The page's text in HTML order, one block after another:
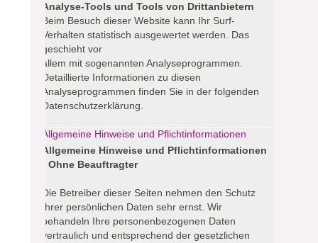
Analyse-Tools und Tools von Drittanbietern
Beim Besuch dieser Website kann Ihr Surf-
Verhalten statistisch ausgewertet werden. Das
geschieht vor
allem mit sogenannten Analyseprogrammen.
Detaillierte Informationen zu diesen
Analyseprogrammen finden Sie in der folgenden
Datenschutzerklärung.
Allgemeine Hinweise und Pflichtinformationen
Allgemeine Hinweise und Pflichtinformationen
- Ohne Beauftragter
Die Betreiber dieser Seiten nehmen den Schutz
Ihrer persönlichen Daten sehr ernst. Wir
behandeln Ihre personenbezogenen Daten
vertraulich und entsprechend der gesetzlichen